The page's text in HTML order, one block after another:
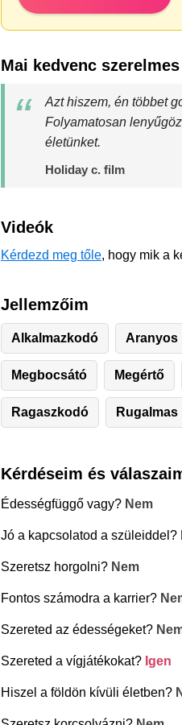
Mai kedvenc
Azt hiszem, én többet
Folyamatosan
életünket.
Holiday c. film
Videók
Kérdezd meg tőle, hogy mik a
Jellemzőim
Alkalmazkodó Aranyos
Megbocsátó Megértő
Ragaszkodó Rugalmas
Kérdéseim és
Édességfüggő vagy? Nem
Jó a kapcsolatod a szüleiddel?
Szeretsz horgolni? Nem
Fontos számodra a karrier?
Szereted az édességeket?
Szereted a vígjátékokat? Igen
Hiszel a földön kívüli életben?